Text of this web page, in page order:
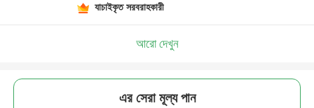
যাচাইকৃত সরবরাহকারী
আরো দেখুন
এর সেরা মূল্য পান